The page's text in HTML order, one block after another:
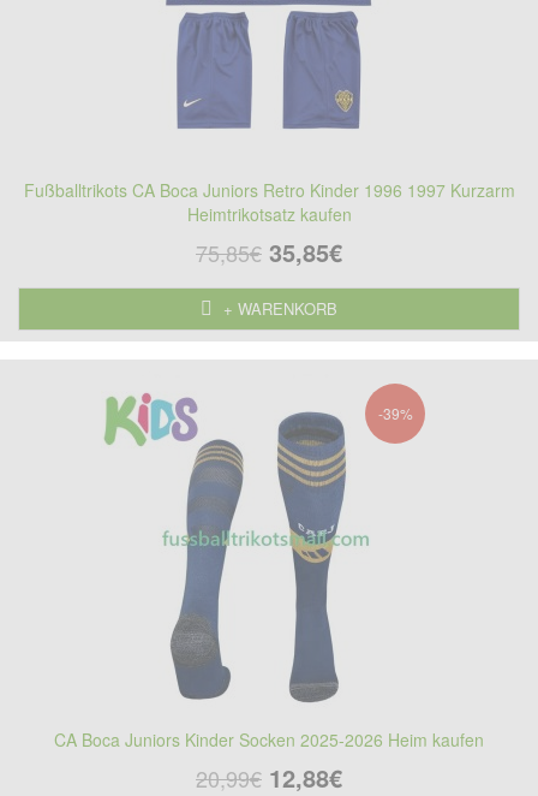
Fußballtrikots CA Boca Juniors Retro Kinder 1996 1997 Kurzarm
Heimtrikotsatz kaufen
75,85€ 35,85€
+ WARENKORB
-39%
CA Boca Juniors Kinder Socken 2025-2026 Heim kaufen
20,99€ 12,88€